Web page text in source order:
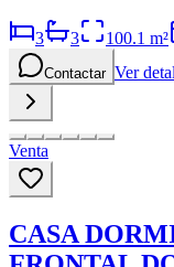
3 3 100.1 m²
Contactar Ver
Venta
CASA